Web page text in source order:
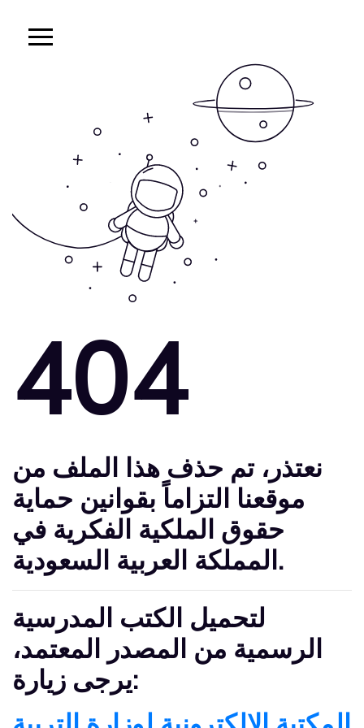
404
نعتذر، تم حذف هذا الملف من
موقعنا التزاماً بقوانين حماية
حقوق الملكية الفكرية في
المملكة العربية السعودية.
لتحميل الكتب المدرسية
الرسمية من المصدر المعتمد،
يرجى زيارة: